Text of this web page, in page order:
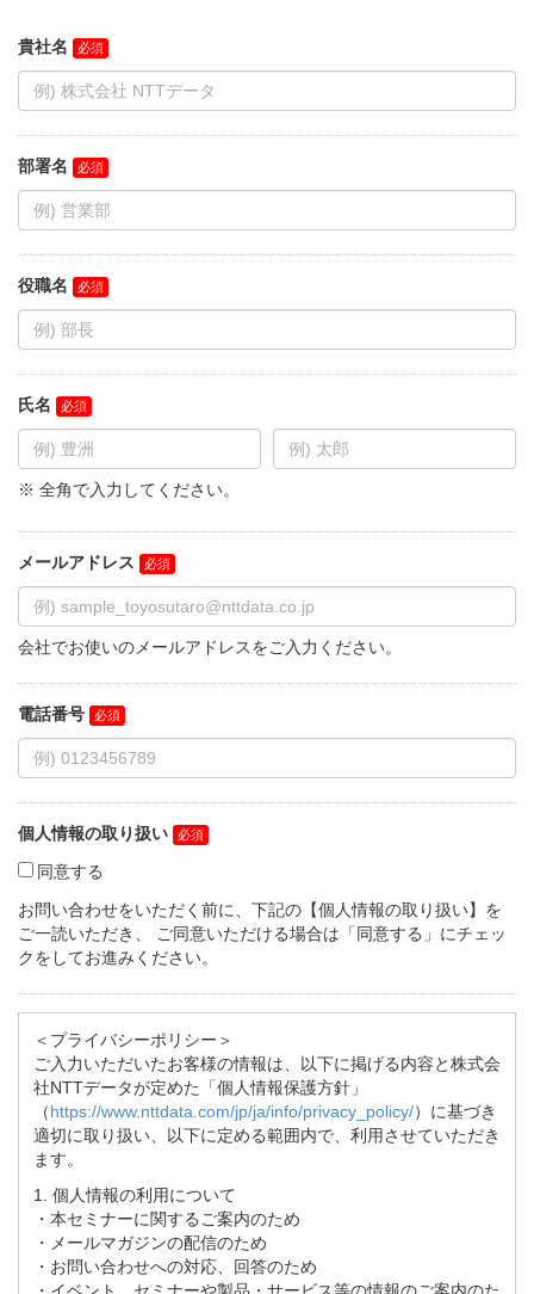
貴社名
部署名
役職名
氏名
※ 全角で入力してください。
メールアドレス
会社でお使いのメールアドレスをご入力ください。
電話番号
個人情報の取り扱い
同意する
お問い合わせをいただく前に、下記の【個人情報の取り扱い】を
ご一読いただき、 ご同意いただける場合は「同意する」にチェッ
クをしてお進みください。
＜プライバシーポリシー＞
ご入力いただいたお客様の情報は、以下に掲げる内容と株式会
社NTTデータが定めた「個人情報保護方針」
（https://www.nttdata.com/jp/ja/info/privacy_policy/）に基づき
適切に取り扱い、以下に定める範囲内で、利用させていただき
ます。
1. 個人情報の利用について
・本セミナーに関するご案内のため
・メールマガジンの配信のため
・お問い合わせへの対応、回答のため